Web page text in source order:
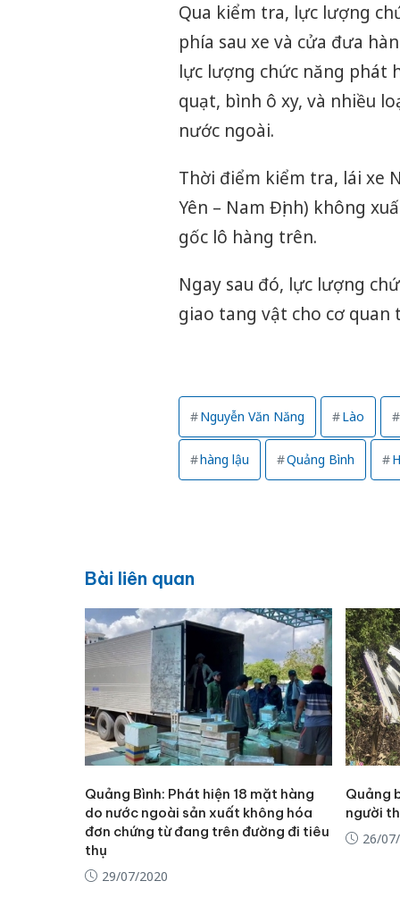
Qua kiểm tra, lực lượng
phía sau xe và cửa đưa
lực lượng chức năng phát
quạt, bình ô xy, và nhiều
nước ngoài.
Thời điểm kiểm tra, lái xe
Yên – Nam Định) không
gốc lô hàng trên.
Ngay sau đó, lực lượng
giao tang vật cho cơ quan
Nguyễn Văn Năng Lào
hàng lậu Quảng Bình
Bài liên quan
Quảng Bình: Phát hiện 18 mặt hàng
do nước ngoài sản xuất không hóa
đơn chứng từ đang trên đường đi tiêu
thụ
29/07/2020
Quảng
người
26/